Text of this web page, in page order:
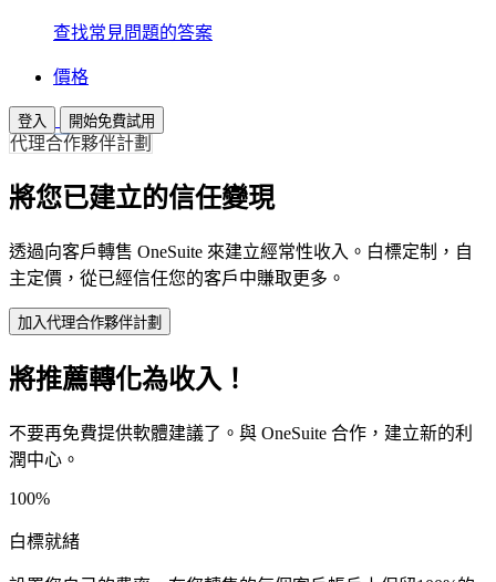
查找常見問題的答案
價格
登入 開始免費試用
代理合作夥伴計劃
將您已建立的信任變現
透過向客戶轉售 OneSuite 來建立經常性收入。白標定制，自
主定價，從已經信任您的客戶中賺取更多。
加入代理合作夥伴計劃
將推薦轉化為收入！
不要再免費提供軟體建議了。與 OneSuite 合作，建立新的利
潤中心。
100%
白標就緒